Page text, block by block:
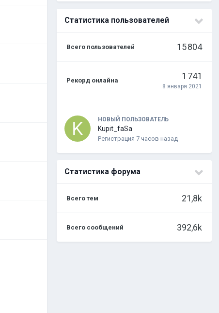
Статистика пользователей
Всего пользователей 15 804
Рекорд онлайна 1 741
8 января 2021
НОВЫЙ ПОЛЬЗОВАТЕЛЬ
Kupit_faSa
Регистрация 7 часов назад
Статистика форума
Всего тем 21,8k
Всего сообщений 392,6k